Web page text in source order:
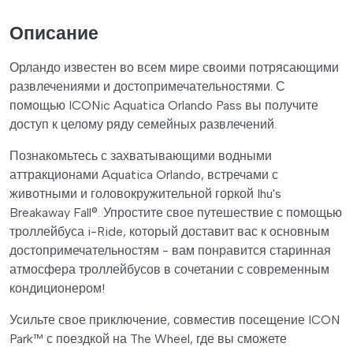
Описание
Орландо известен во всем мире своими потрясающими
развлечениями и достопримечательностями. С
помощью ICONic Aquatica Orlando Pass вы получите
доступ к целому ряду семейных развлечений.
Познакомьтесь с захватывающими водными
аттракционами Aquatica Orlando, встречами с
животными и головокружительной горкой Ihu's
Breakaway Fall®. Упростите свое путешествие с помощью
троллейбуса i-Ride, который доставит вас к основным
достопримечательностям - вам понравится старинная
атмосфера троллейбусов в сочетании с современным
кондиционером!
Усильте свое приключение, совместив посещение ICON
Park™ с поездкой на The Wheel, где вы сможете